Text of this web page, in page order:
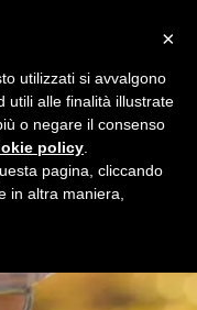
×
utilizzati si avvalgono
utili alle finalità illustrate
o negare il consenso
policy
pagina, cliccando
in altra maniera,